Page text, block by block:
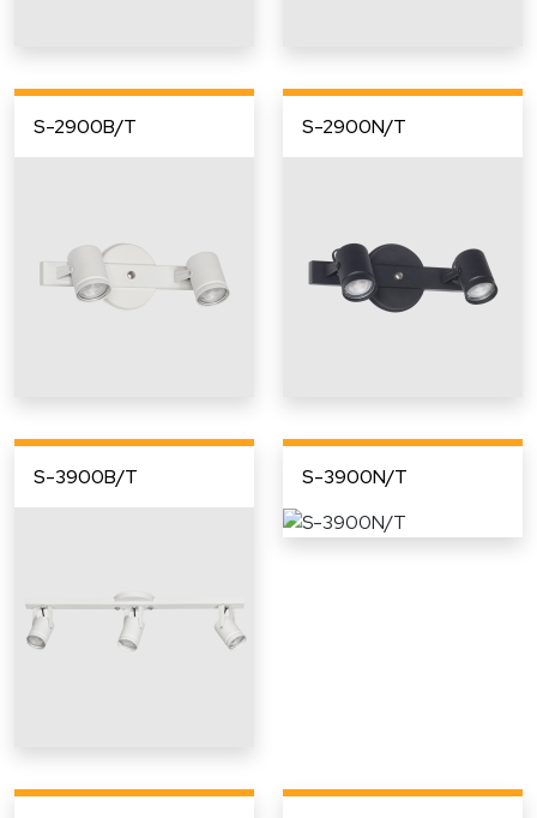
S-2900B/T S-2900N/T
S-3900B/T S-3900N/T